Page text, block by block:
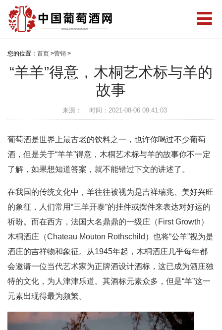
您的位置： 首页 >营销 >
“羊羊”得意，木桐艺术标与羊的
故事
来源： 时间：2021-08-06 09:41:03
葡萄酒是世界上最古老的饮料之一，也许你喝过不少葡萄
酒，但是关于“羊羊”得意，木桐艺术标与羊的故事你不一定
了解，如果想知道答案，就不能错过下文的讲述了。
在我国的传统文化中，羊往往被视为是吉祥瑞兆、美好兴旺
的象征，人们常用“三羊开泰”的挂件或摆件来表达对好运的
祈盼。而在西方，法国大名鼎鼎的一级庄（First Growth）
木桐酒庄（Chateau Mouton Rothschild）也将“公羊”视为是
酒庄的吉祥物和象征。从1945年起，木桐酒庄几乎每年都
会邀请一位当代艺术家为正牌酒设计酒标，这已成为酒庄独
特的文化，为人津津乐道。其酒标元素众多，但是“羊”这一
元素出现得最为频繁。